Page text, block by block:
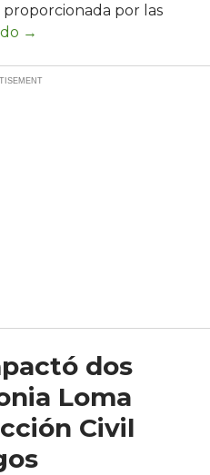
por las
dos
Loma
Civil